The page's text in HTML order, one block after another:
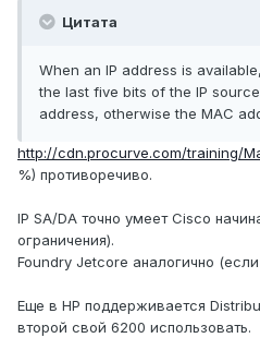
Цитата
When an IP address is
the last five bits of the IP
address, otherwise the MAC
http://cdn.procurve.com/training/
%) противоречиво.
IP SA/DA точно умеет Cisco
ограничения).
Foundry Jetcore аналогично
Еще в HP поддерживается
второй свой 6200 использовать.